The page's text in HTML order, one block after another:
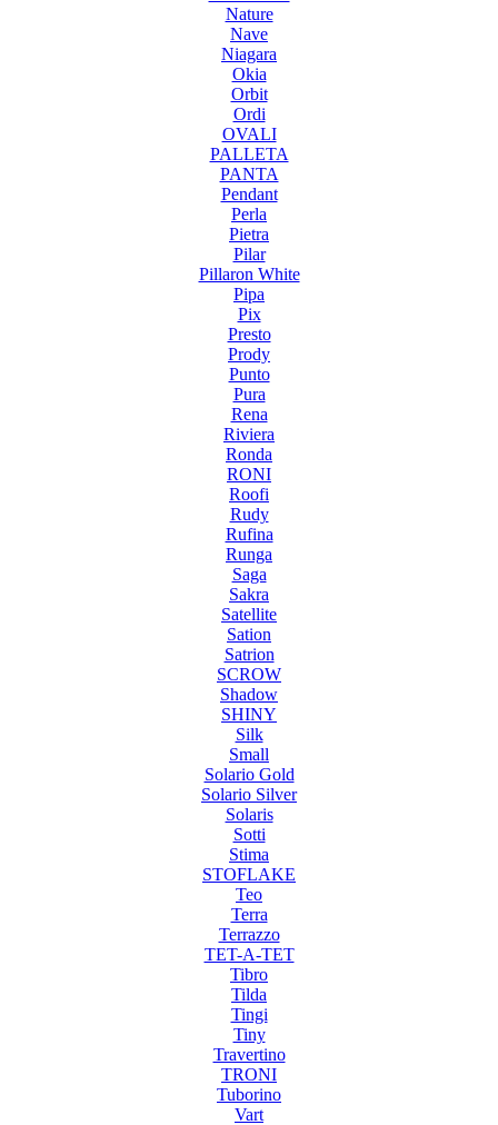
Nature
Nave
Niagara
Okia
Orbit
Ordi
OVALI
PALLETA
PANTA
Pendant
Perla
Pietra
Pilar
Pillaron White
Pipa
Pix
Presto
Prody
Punto
Pura
Rena
Riviera
Ronda
RONI
Roofi
Rudy
Rufina
Runga
Saga
Sakra
Satellite
Sation
Satrion
SCROW
Shadow
SHINY
Silk
Small
Solario Gold
Solario Silver
Solaris
Sotti
Stima
STOFLAKE
Teo
Terra
Terrazzo
TET-A-TET
Tibro
Tilda
Tingi
Tiny
Travertino
TRONI
Tuborino
Vart